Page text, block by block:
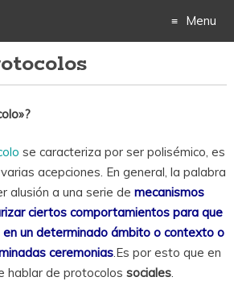
Menu
se caracteriza por ser polisémico, es
acepciones. En general, la palabra
alusión a una serie de mecanismos
ciertos comportamientos para que
un determinado ámbito o contexto o
ceremonias.Es por esto que en
hablar de protocolos sociales.